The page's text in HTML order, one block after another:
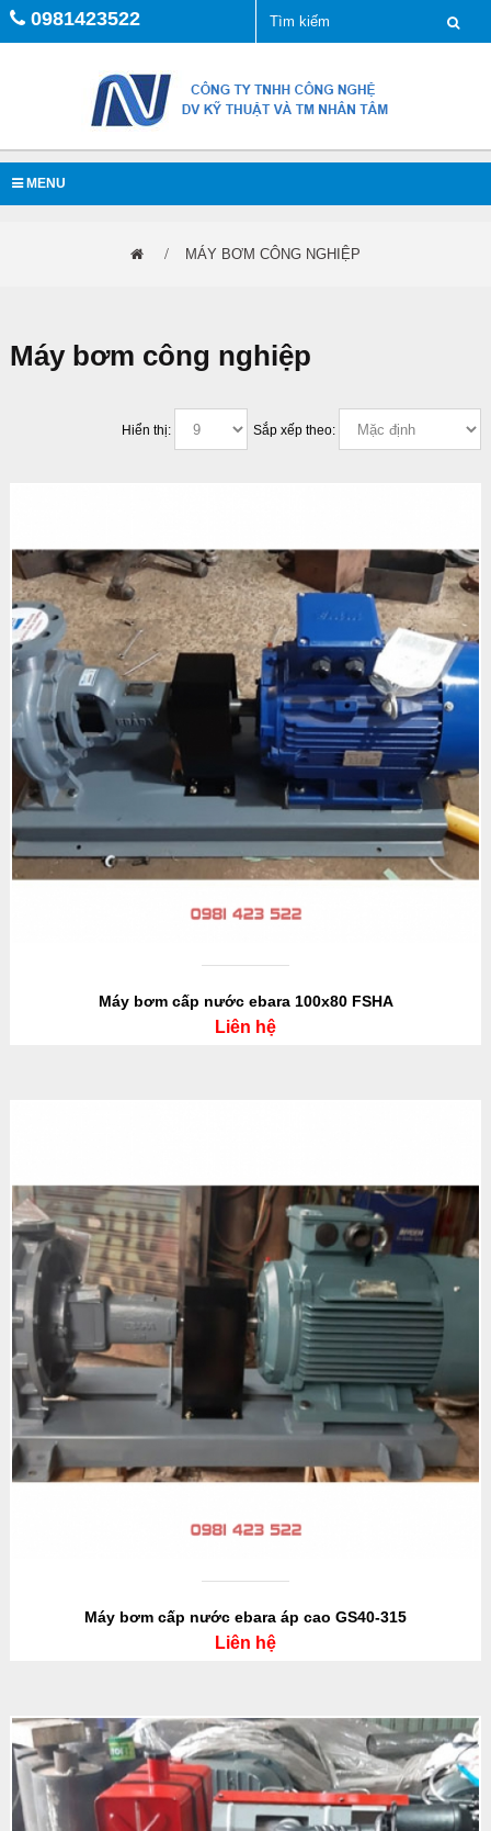
0981423522
MENU
MÁY BƠM CÔNG NGHIỆP
Máy bơm công nghiệp
Sắp xếp theo:
Hiển thị:
Máy bơm cấp nước ebara 100x80 FSHA
Liên hệ
Máy bơm cấp nước ebara áp cao GS40-315
Liên hệ